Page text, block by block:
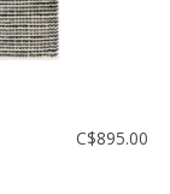
C$895.00